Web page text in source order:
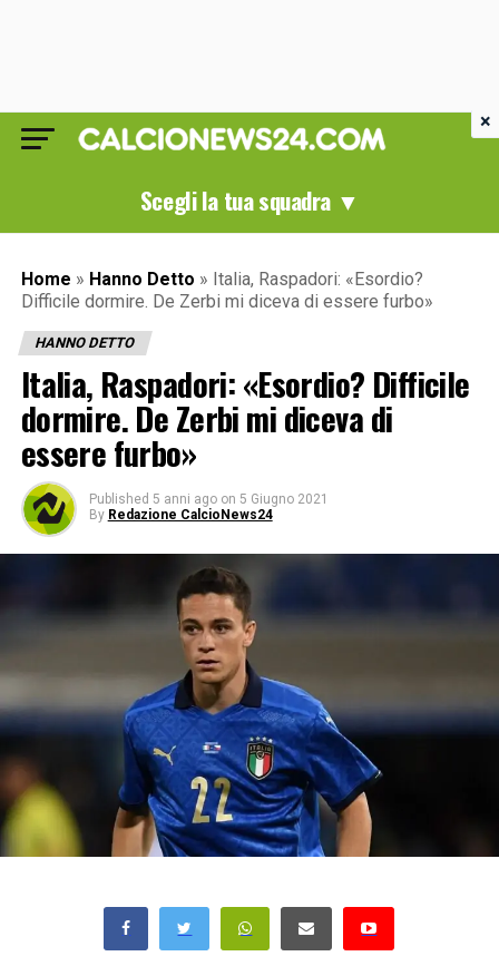
Scegli la tua squadra ▼
Home » Hanno Detto » Italia, Raspadori: «Esordio?
Difficile dormire. De Zerbi mi diceva di essere furbo»
HANNO DETTO
Italia, Raspadori: «Esordio? Difficile
dormire. De Zerbi mi diceva di
essere furbo»
Published 5 anni ago on 5 Giugno 2021
By Redazione CalcioNews24
×